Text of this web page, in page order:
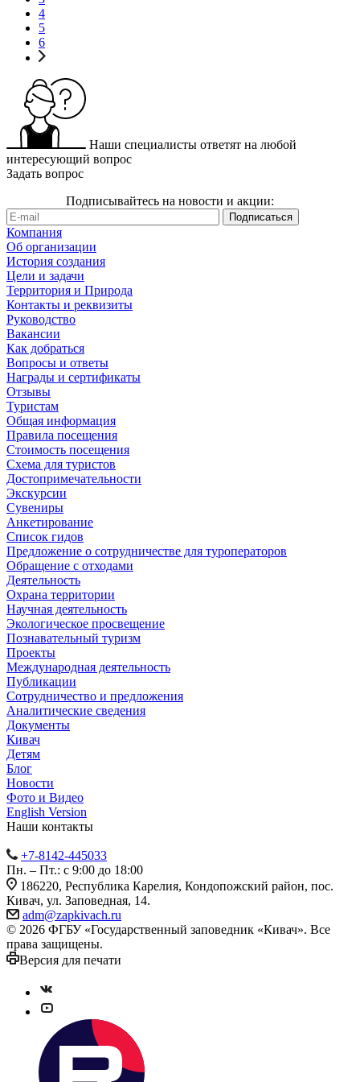
4
5
6
Наши специалисты ответят на любой
интересующий вопрос
Задать вопрос
Подписывайтесь на новости и акции:
Компания
Об организации
История создания
Цели и задачи
Территория и Природа
Контакты и реквизиты
Руководство
Вакансии
Как добраться
Вопросы и ответы
Награды и сертификаты
Отзывы
Туристам
Общая информация
Правила посещения
Стоимость посещения
Схема для туристов
Достопримечательности
Экскурсии
Сувениры
Анкетирование
Список гидов
Предложение о сотрудничестве для туроператоров
Обращение с отходами
Деятельность
Охрана территории
Научная деятельность
Экологическое просвещение
Познавательный туризм
Проекты
Международная деятельность
Публикации
Сотрудничество и предложения
Аналитические сведения
Документы
Кивач
Детям
Блог
Новости
Фото и Видео
English Version
Наши контакты
+7-8142-445033
Пн. – Пт.: с 9:00 до 18:00
186220, Республика Карелия, Кондопожский район, пос.
Кивач, ул. Заповедная, 14.
adm@zapkivach.ru
© 2026 ФГБУ «Государственный заповедник «Кивач». Все
права защищены.
Версия для печати